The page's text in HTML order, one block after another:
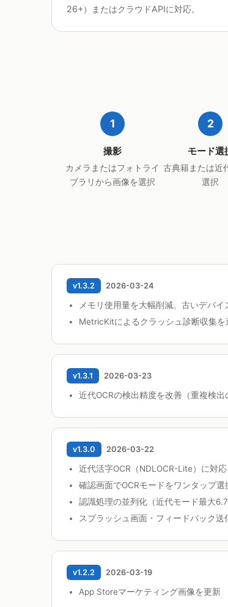
26+）またはクラウドAPIに対応。
1
撮影
カメラまたはフォトライ
ブラリから画像を選択
2
モード選
古典籍または近
選択
v1.3.2 2026-03-24
メモリ使用量を大幅削減。古いデバ
MetricKitによるクラッシュ診断収集を
v1.3.1 2026-03-23
近代OCRの検出精度を改善（重複検
v1.3.0 2026-03-22
近代活字OCR（NDLOCR-Lite）に対
確認画面でOCRモードをワンタップ選
認識処理の並列化（近代モード最大6.7
スプラッシュ画面・フィードバック送
v1.2.2 2026-03-19
App Storeマーケティング画像を更新